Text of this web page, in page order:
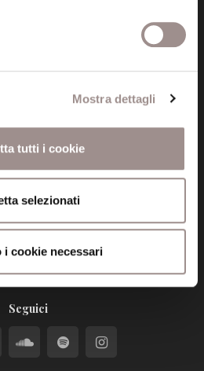
Mostra dettagli
tutti i cookie
selezionati
i cookie necessari
San Carlo 5
Modena (MO)
059.421211
(PEC)
Seguici